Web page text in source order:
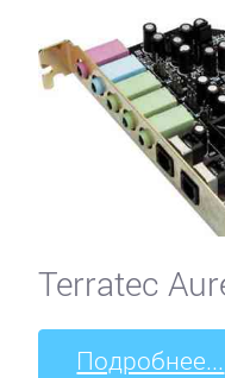
Terratec
Подробнее...
Gigabyte